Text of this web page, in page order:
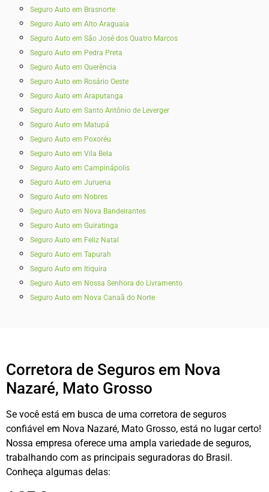
Seguro Auto em Brasnorte
Seguro Auto em Alto Araguaia
Seguro Auto em São José dos Quatro Marcos
Seguro Auto em Pedra Preta
Seguro Auto em Querência
Seguro Auto em Rosário Oeste
Seguro Auto em Araputanga
Seguro Auto em Santo Antônio de Leverger
Seguro Auto em Matupá
Seguro Auto em Poxoréu
Seguro Auto em Vila Bela
Seguro Auto em Campinápolis
Seguro Auto em Juruena
Seguro Auto em Nobres
Seguro Auto em Nova Bandeirantes
Seguro Auto em Guiratinga
Seguro Auto em Feliz Natal
Seguro Auto em Tapurah
Seguro Auto em Itiquira
Seguro Auto em Nossa Senhora do Livramento
Seguro Auto em Nova Canaã do Norte
Corretora de Seguros em Nova
Nazaré, Mato Grosso
Se você está em busca de uma corretora de seguros
confiável em Nova Nazaré, Mato Grosso, está no lugar certo!
Nossa empresa oferece uma ampla variedade de seguros,
trabalhando com as principais seguradoras do Brasil.
Conheça algumas delas: